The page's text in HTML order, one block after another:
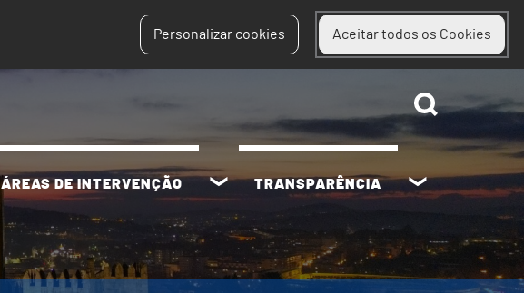
Personalizar cookies Aceitar todos os Cookies
ÁREAS DE INTERVENÇÃO TRANSPARÊNCIA